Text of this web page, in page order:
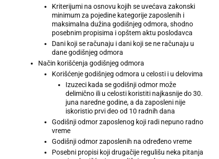
Kriterijumi na osnovu kojih se uvećava zakonski
minimum za pojedine kategorije zaposlenih i
maksimalna dužina godišnjeg odmora, shodno
posebnim propisima i opštem aktu poslodavca
Dani koji se računaju i dani koji se ne računaju u
dane godišnjeg odmora
Način korišćenja godišnjeg odmora
Korišćenje godišnjeg odmora u celosti i u delovima
Izuzeci kada se godišnji odmor može
delimično ili u celosti koristiti najkasnije do 30.
juna naredne godine, a da zaposleni nije
iskoristio prvi deo od 10 radnih dana
Godišnji odmor zaposlenog koji radi nepuno radno
vreme
Godišnji odmor zaposlenih na određeno vreme
Posebni propisi koji drugačije regulišu neka pitanja